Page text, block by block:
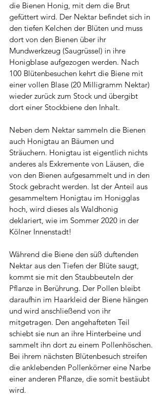
die Bienen Honig, mit dem die Brut
gefüttert wird. Der Nektar befindet sich in
den tiefen Kelchen der Blüten und muss
dort von den Bienen über ihr
Mundwerkzeug (Saugrüssel) in ihre
Honigblase aufgezogen werden. Nach
100 Blütenbesuchen kehrt die Biene mit
einer vollen Blase (20 Milligramm Nektar)
wieder zurück zum Stock und übergibt
dort einer Stockbiene den Inhalt.
Neben dem Nektar sammeln die Bienen
auch Honigtau an Bäumen und
Sträuchern. Honigtau ist eigentlich nichts
anderes als Exkremente von Läusen, die
von den Bienen aufgesammelt und in den
Stock gebracht werden. Ist der Anteil aus
gesammeltem Honigtau im Honigglas
hoch, wird dieses als Waldhonig
deklariert, wie im Sommer 2020 in der
Kölner Innenstadt!
Während die Biene den süß duftenden
Nektar aus den Tiefen der Blüte saugt,
kommt sie mit den Staubbeuteln der
Pflanze in Berührung. Der Pollen bleibt
daraufhin im Haarkleid der Biene hängen
und wird anschließend von ihr
mitgetragen. Den angehafteten Teil
schiebt sie nun an ihre Hinterbeine und
sammelt ihn dort zu einem Pollenhöschen.
Bei ihrem nächsten Blütenbesuch streifen
die anklebenden Pollenkörner eine Narbe
einer anderen Pflanze, die somit bestäubt
wird.